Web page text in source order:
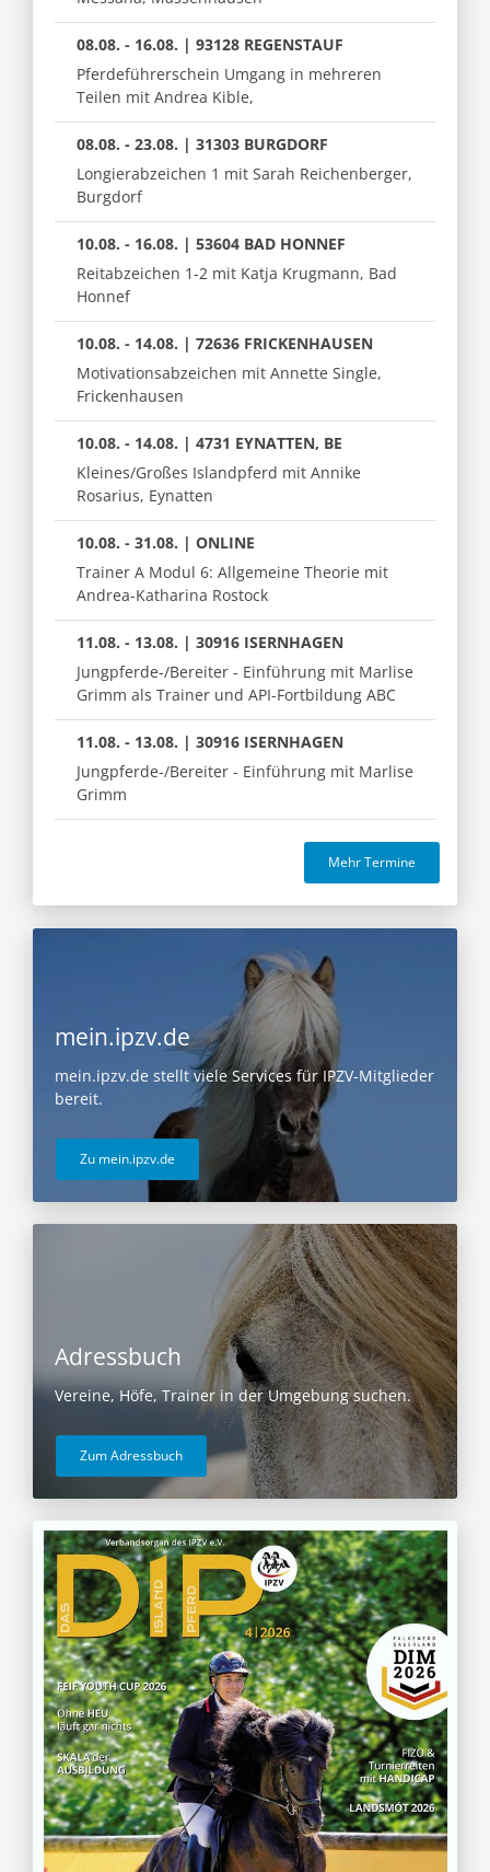
08.08. - 16.08. | 93128 REGENSTAUF
Pferdeführerschein Umgang in mehreren
Teilen mit Andrea Kible,
08.08. - 23.08. | 31303 BURGDORF
Longierabzeichen 1 mit Sarah Reichenberger,
Burgdorf
10.08. - 16.08. | 53604 BAD HONNEF
Reitabzeichen 1-2 mit Katja Krugmann, Bad
Honnef
10.08. - 14.08. | 72636 FRICKENHAUSEN
Motivationsabzeichen mit Annette Single,
Frickenhausen
10.08. - 14.08. | 4731 EYNATTEN, BE
Kleines/Großes Islandpferd mit Annike
Rosarius, Eynatten
10.08. - 31.08. | ONLINE
Trainer A Modul 6: Allgemeine Theorie mit
Andrea-Katharina Rostock
11.08. - 13.08. | 30916 ISERNHAGEN
Jungpferde-/Bereiter - Einführung mit Marlise
Grimm als Trainer und API-Fortbildung ABC
11.08. - 13.08. | 30916 ISERNHAGEN
Jungpferde-/Bereiter - Einführung mit Marlise
Grimm
Mehr Termine
mein.ipzv.de
mein.ipzv.de stellt viele Services für IPZV-Mitglieder
bereit.
Zu mein.ipzv.de
Adressbuch
Vereine, Höfe, Trainer in der Umgebung suchen.
Zum Adressbuch